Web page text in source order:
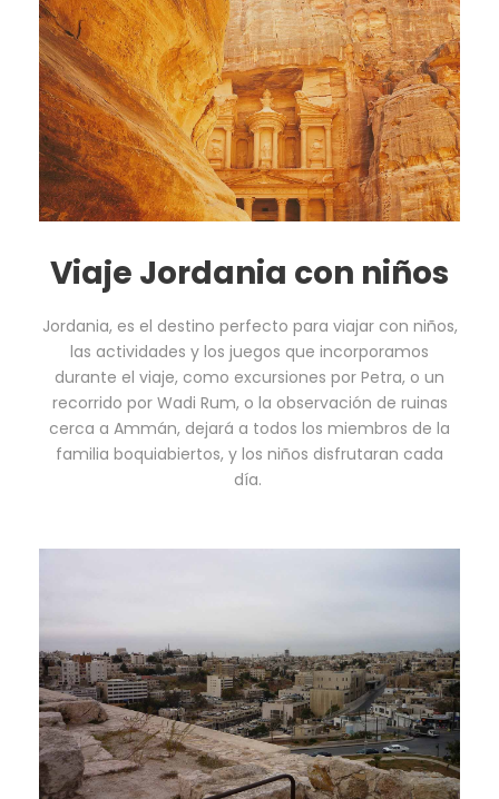
Viaje Jordania con niños
Jordania, es el destino perfecto para viajar con niños,
las actividades y los juegos que incorporamos
durante el viaje, como excursiones por Petra, o un
recorrido por Wadi Rum, o la observación de ruinas
cerca a Ammán, dejará a todos los miembros de la
familia boquiabiertos, y los niños disfrutaran cada
día.